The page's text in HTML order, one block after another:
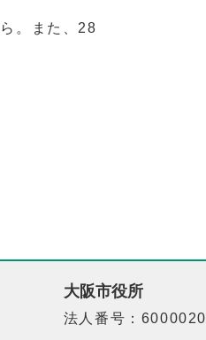
。また、28
大阪市役所
法人番号：